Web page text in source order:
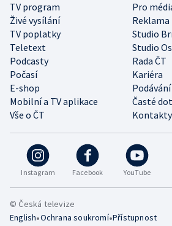
Instagram Facebook YouTube
TV program
Pro
Živé vysílání
Reklama
TV poplatky
Studio
Teletext
Studio
Podcasty
Rada ČT
Počasí
Kariéra
E-shop
Mobilní a TV aplikace
Časté
Vše o ČT
Kontakty
© Česká televize
English•Ochrana soukromí•Přístupnost